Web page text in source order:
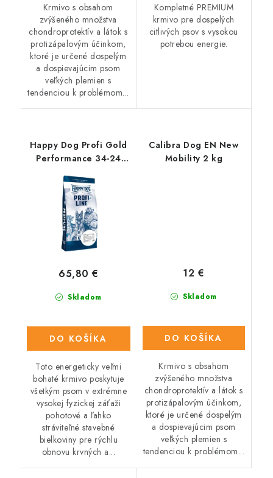
Krmivo s obsahom
zvýšeného množstva
chondroprotektív a látok s
protizápalovým účinkom,
ktoré je určené dospelým
a dospievajúcim psom
veľkých plemien s
tendenciou k problémom...
Kompletné PREMIUM
krmivo pre dospelých
citlivých psov s vysokou
potrebou energie.
Happy Dog Profi Gold
Performance 34-24
Skladom
65,80 €
DO KOŠÍKA
Toto energeticky veľmi
bohaté krmivo poskytuje
všetkým psom v extrémne
vysokej fyzickej záťaži
pohotové a ľahko
stráviteľné stavebné
bielkoviny pre rýchlu
obnovu krvných a...
Calibra Dog EN New
Mobility 2 kg
Skladom
12 €
DO KOŠÍKA
Krmivo s obsahom
zvýšeného množstva
chondroprotektív a látok s
protizápalovým účinkom,
ktoré je určené dospelým
a dospievajúcim psom
veľkých plemien s
tendenciou k problémom...